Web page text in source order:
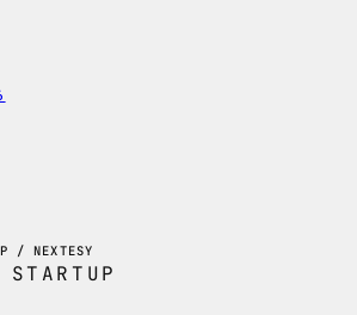
/ NEXTESY
STARTUP